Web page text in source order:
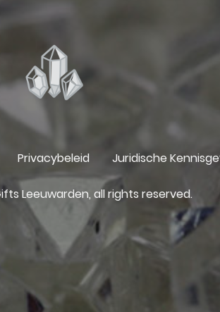
Privacybeleid Juridische
Leeuwarden, all rights reserved.